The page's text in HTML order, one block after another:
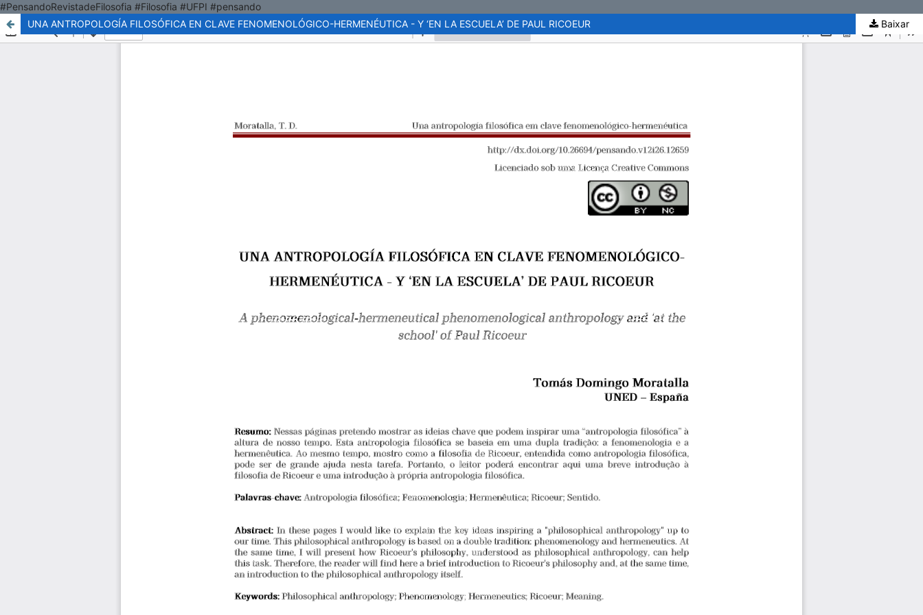
#PensandoRevistadeFilosofia #Filosofia #UFPI #pensando
UNA ANTROPOLOGÍA FILOSÓFICA EN CLAVE FENOMENOLÓGICO-HERMENÉUTICA - Y ‘EN LA ESCUELA’ DE PAUL RICOEUR
Baixar